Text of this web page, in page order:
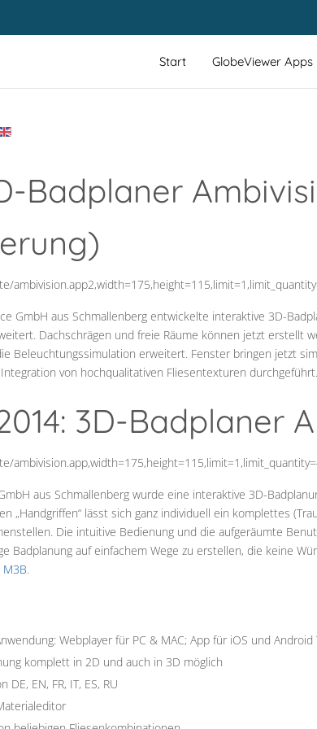
Start GlobeViewer Apps
Badplaner
GmbH aus Schmallenberg entwickelte interaktive 3D-
Dachschrägen und freie Räume können jetzt erstellt
Beleuchtungssimulation erweitert. Fenster bringen jetzt
von hochqualitativen Fliesentexturen durchgeführt.
3D-Badplaner
aus Schmallenberg wurde eine interaktive 3D-
„Handgriffen“ lässt sich ganz individuell ein komplettes
Die intuitive Bedienung und die aufgeräumte
Badplanung auf einfachem Wege zu erstellen, die keine
.
Webplayer für PC & MAC; App für iOS und Android
komplett in 2D und auch in 3D möglich
DE, EN, FR, IT, ES, RU